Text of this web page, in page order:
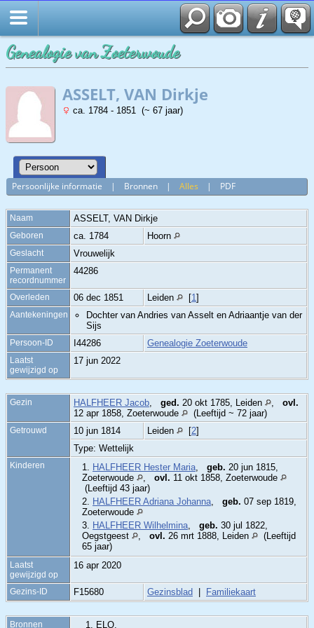
Genealogie van Zoeterwoude
ASSELT, VAN Dirkje
ca. 1784 - 1851 (~ 67 jaar)
Persoonlijke informatie | Bronnen |Alles | PDF
Naam ASSELT, VAN Dirkje
Geboren ca. 1784 Hoorn
Geslacht Vrouwelijk
Permanent
recordnummer
44286
Overleden 06 dec 1851 Leiden [1 ]
Aantekeningen
Dochter van Andries van Asselt en Adriaantje van der
Sijs
Persoon-ID I44286 Genealogie Zoeterwoude
Laatst
gewijzigd op
17 jun 2022
Gezin HALFHEER Jacob ged. 20 okt 1785, Leiden
ovl.
12 apr 1858, Zoeterwoude
(Leeftijd ~ 72 jaar)
Getrouwd 10 jun 1814 Leiden [2]
Type: Wettelijk
Kinderen 1. HALFHEER Hester Maria geb. 20 jun 1815,
Zoeterwoude
ovl. 11 okt 1858, Zoeterwoude
(Leeftijd 43 jaar)
2.
HALFHEER Adriana Johanna geb. 07 sep 1819,
Zoeterwoude
3.
HALFHEER Wilhelmina geb. 30 jul 1822,
Oegstgeest
ovl. 26 mrt 1888, Leiden
(Leeftijd
65 jaar)
Laatst
gewijzigd op
16 apr 2020
Gezins-ID F15680 Gezinsblad Familiekaart
Bronnen ELO.